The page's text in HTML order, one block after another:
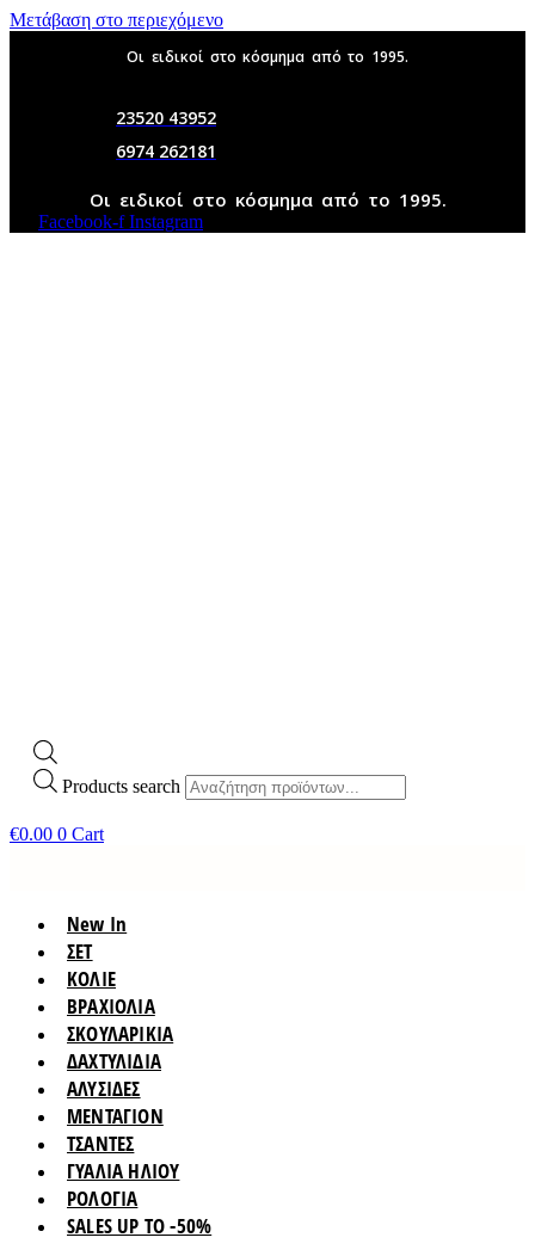
Μετάβαση στο περιεχόμενο
Οι ειδικοί στο κόσμημα από το 1995.
23520 43952
6974 262181
Οι ειδικοί στο κόσμημα από το 1995.
Facebook-f Instagram
Products search
€0.00 0 Cart
New In
ΣΕΤ
ΚΟΛΙΕ
ΒΡΑΧΙΟΛΙΑ
ΣΚΟΥΛΑΡΙΚΙΑ
ΔΑΧΤΥΛΙΔΙΑ
ΑΛΥΣΙΔΕΣ
ΜΕΝΤΑΓΙΟΝ
ΤΣΑΝΤΕΣ
ΓΥΑΛΙΑ ΗΛΙΟΥ
ΡΟΛΟΓΙΑ
SALES UP TO -50%